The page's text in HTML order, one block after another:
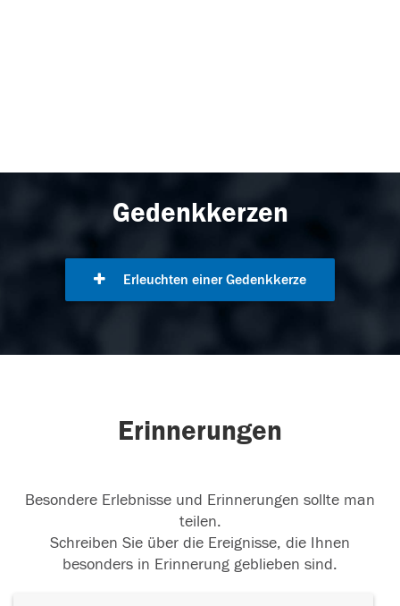
Gedenkkerzen
Erleuchten einer Gedenkkerze
Erinnerungen
Besondere Erlebnisse und Erinnerungen sollte man
teilen.
Schreiben Sie über die Ereignisse, die Ihnen
besonders in Erinnerung geblieben sind.